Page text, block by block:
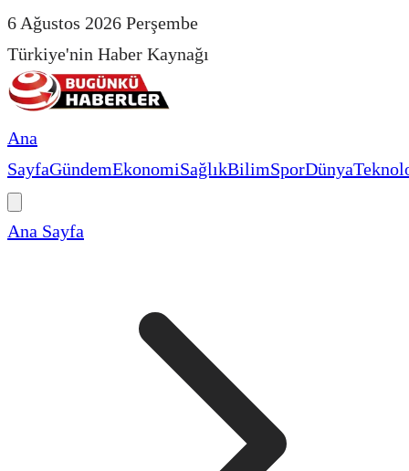
6 Ağustos 2026 Perşembe
Türkiye'nin Haber Kaynağı
Ana
SayfaGündemEkonomiSağlıkBilimSporDünya
Ana Sayfa